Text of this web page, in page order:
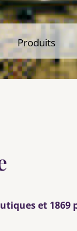
Produits
Produits
et 1869